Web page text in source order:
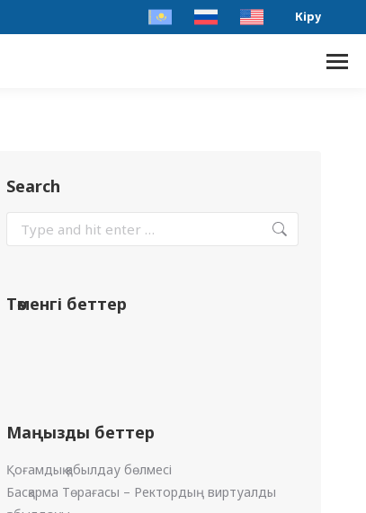
Кіру
Search
Төменгі беттер
Маңызды беттер
Қоғамдық қабылдау бөлмесі
Басқарма Төрағасы – Ректордың виртуалды